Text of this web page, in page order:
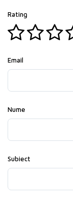
Rating
Email
Nume
Subiect